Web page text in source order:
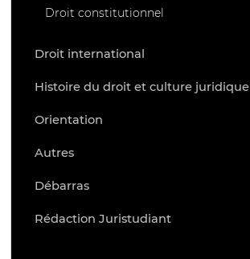
Droit constitutionnel
Droit international
Histoire du droit et culture juridique
Orientation
Autres
Débarras
Rédaction Juristudiant